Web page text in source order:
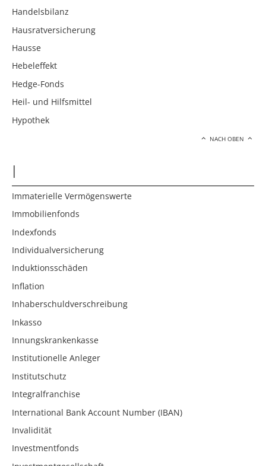
Handelsbilanz
Hausratversicherung
Hausse
Hebeleffekt
Hedge-Fonds
Heil- und Hilfsmittel
Hypothek
NACH OBEN
I
Immaterielle Vermögenswerte
Immobilienfonds
Indexfonds
Individualversicherung
Induktionsschäden
Inflation
Inhaberschuldverschreibung
Inkasso
Innungskrankenkasse
Institutionelle Anleger
Institutschutz
Integralfranchise
International Bank Account Number (IBAN)
Invalidität
Investmentfonds